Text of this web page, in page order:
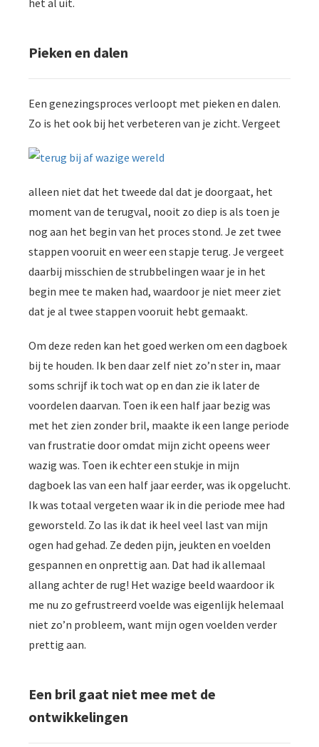
Pieken en dalen
Een genezingsproces verloopt met pieken en dalen.
Zo is het ook bij het verbeteren van je zicht. Vergeet
alleen niet dat het tweede dal dat je doorgaat, het
moment van de terugval, nooit zo diep is als toen je
nog aan het begin van het proces stond. Je zet twee
stappen vooruit en weer een stapje terug. Je vergeet
daarbij misschien de strubbelingen waar je in het
begin mee te maken had, waardoor je niet meer ziet
dat je al twee stappen vooruit hebt gemaakt.
Om deze reden kan het goed werken om een dagboek
bij te houden. Ik ben daar zelf niet zo’n ster in, maar
soms schrijf ik toch wat op en dan zie ik later de
voordelen daarvan. Toen ik een half jaar bezig was
met het zien zonder bril, maakte ik een lange periode
van frustratie door omdat mijn zicht opeens weer
wazig was. Toen ik echter een stukje in mijn
dagboek las van een half jaar eerder, was ik opgelucht.
Ik was totaal vergeten waar ik in die periode mee had
geworsteld. Zo las ik dat ik heel veel last van mijn
ogen had gehad. Ze deden pijn, jeukten en voelden
gespannen en onprettig aan. Dat had ik allemaal
allang achter de rug! Het wazige beeld waardoor ik
me nu zo gefrustreerd voelde was eigenlijk helemaal
niet zo’n probleem, want mijn ogen voelden verder
prettig aan.
Een bril gaat niet mee met de
ontwikkelingen